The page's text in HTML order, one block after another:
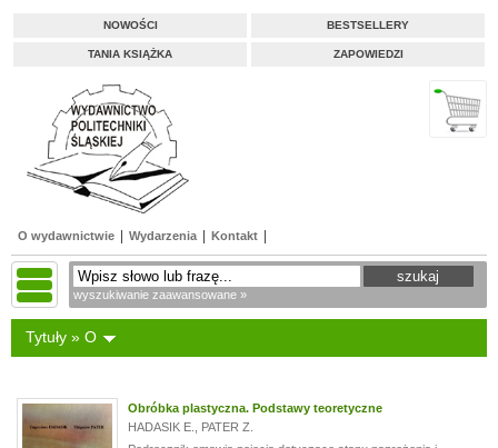
NOWOŚCI BESTSELLERY
TANIA KSIĄŻKA ZAPOWIEDZI
O wydawnictwie Wydarzenia Kontakt
wyszukiwanie zaawansowane »
Tytuły » O
Obróbka plastyczna. Podstawy teoretyczne
HADASIK E.
PATER Z.